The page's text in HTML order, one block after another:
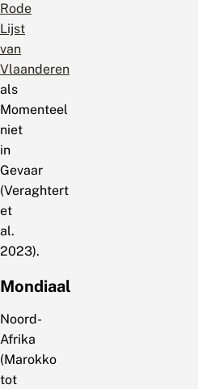
Rode
Lijst
van
Vlaanderen
als
Momenteel
niet
in
Gevaar
(Veraghtert
et
al.
2023).
Mondiaal
Noord-
Afrika
(Marokko
tot